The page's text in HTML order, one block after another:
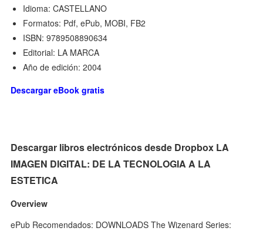
Idioma: CASTELLANO
Formatos: Pdf, ePub, MOBI, FB2
ISBN: 9789508890634
Editorial: LA MARCA
Año de edición: 2004
Descargar eBook gratis
Descargar libros electrónicos desde Dropbox LA
IMAGEN DIGITAL: DE LA TECNOLOGIA A LA
ESTETICA
Overview
ePub Recomendados: DOWNLOADS The Wizenard Series: